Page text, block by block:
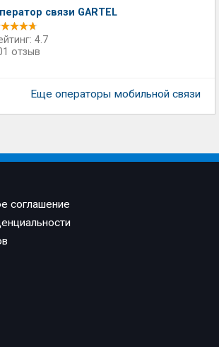
связи GARTEL
4.7
отзыв
Еще операторы мобильной связи
соглашение